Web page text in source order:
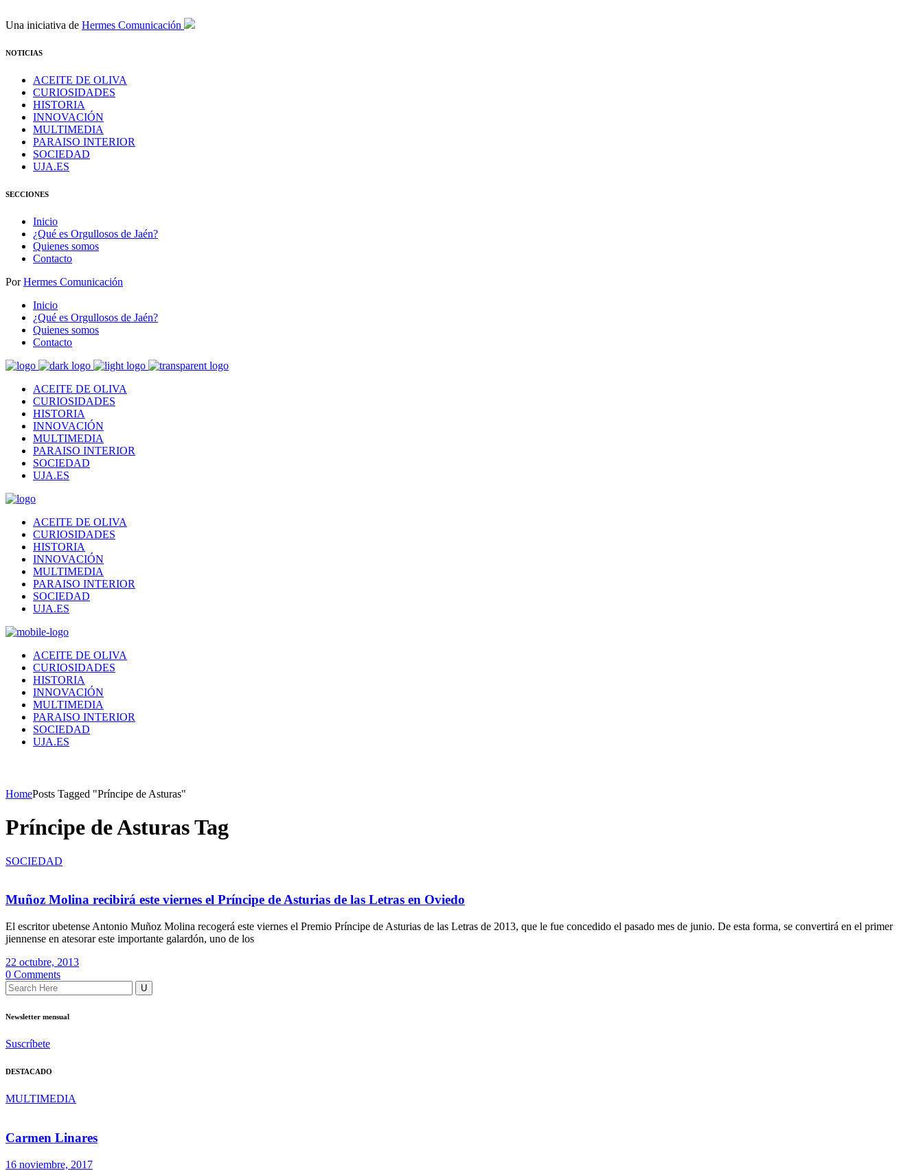
Una iniciativa de Hermes Comunicación
NOTICIAS
ACEITE DE OLIVA
CURIOSIDADES
HISTORIA
INNOVACIÓN
MULTIMEDIA
PARAISO INTERIOR
SOCIEDAD
UJA.ES
SECCIONES
Inicio
¿Qué es Orgullosos de Jaén?
Quienes somos
Contacto
PorHermes Comunicación
Inicio
¿Qué es Orgullosos de Jaén?
Quienes somos
Contacto
ACEITE DE OLIVA
CURIOSIDADES
HISTORIA
INNOVACIÓN
MULTIMEDIA
PARAISO INTERIOR
SOCIEDAD
UJA.ES
ACEITE DE OLIVA
CURIOSIDADES
HISTORIA
INNOVACIÓN
MULTIMEDIA
PARAISO INTERIOR
SOCIEDAD
UJA.ES
ACEITE DE OLIVA
CURIOSIDADES
HISTORIA
INNOVACIÓN
MULTIMEDIA
PARAISO INTERIOR
SOCIEDAD
UJA.ES
HomePosts Tagged "Príncipe de Asturas"
Príncipe de Asturas Tag
SOCIEDAD
Muñoz Molina recibirá este viernes el Príncipe de Asturias de las Letras en Oviedo
El escritor ubetense Antonio Muñoz Molina recogerá este viernes el Premio Príncipe de Asturias de las Letras de 2013, que le fue concedido el pasado mes de junio. De esta forma, se convertirá en el primer
jiennense en atesorar este importante galardón, uno de los
22 octubre, 2013
0 Comments
Newsletter mensual
Suscríbete
DESTACADO
MULTIMEDIA
Carmen Linares
16 noviembre, 2017